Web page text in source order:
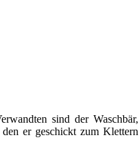
sind der Waschbär,
er geschickt zum Klettern